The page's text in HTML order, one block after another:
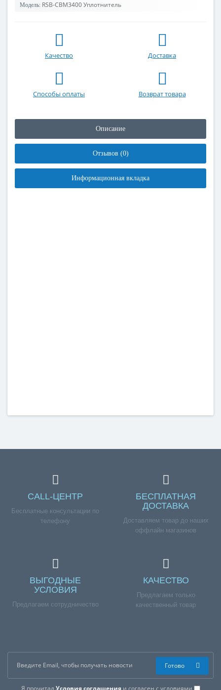
Модель: RSB-CBM3400 Уплотнитель
Качество Доставка
Способы оплаты Возврат товара
Описание
Отзывов (0)
Информационная вкладка
CALL-ЦЕНТР
Бесплатные консультации по
телефону
БЕСПЛАТНАЯ
ДОСТАВКА
Доставляем товар до наших
оффлайн магазинов
ВЫГОДНЫЕ
УСЛОВИЯ
Предлагаем сотрудничество
КАЧЕСТВО
Предлагаем только
качественный товар
Я прочитал Условия соглашенияи согласен с условиями
Готово